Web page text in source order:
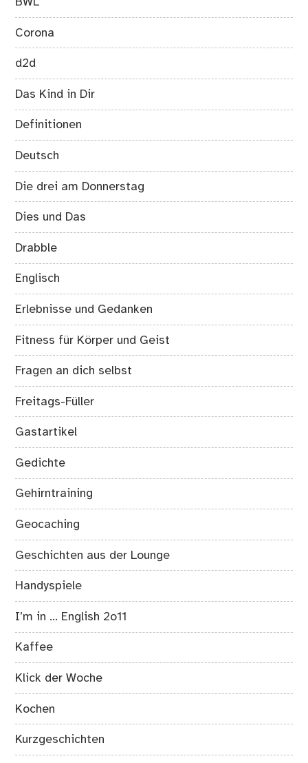
Corona
d2d
Das Kind in Dir
Definitionen
Deutsch
Die drei am Donnerstag
Dies und Das
Drabble
Englisch
Erlebnisse und Gedanken
Fitness für Körper und Geist
Fragen an dich selbst
Freitags-Füller
Gastartikel
Gedichte
Gehirntraining
Geocaching
Geschichten aus der Lounge
Handyspiele
I’m in … English 2o11
Kaffee
Klick der Woche
Kochen
Kurzgeschichten